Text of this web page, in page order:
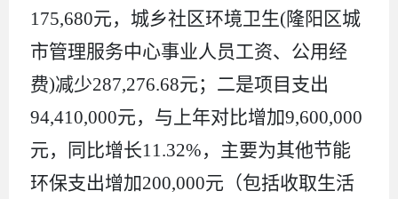
175,680元，城乡社区环境卫生(隆阳区城
市管理服务中心事业 人员 工资、 公用经
费)减少287,276.68元；二是项目支出
94,410,000元，与上年对比增加9,600,000
元，同比增长11.32%，主要为其他节能
环保支出增加200,000元（包括收取生活